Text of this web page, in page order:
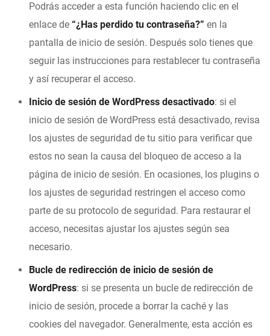
Podrás acceder a esta función haciendo clic en el
enlace de “¿Has perdido tu contraseña?” en la
pantalla de inicio de sesión. Después solo tienes que
seguir las instrucciones para restablecer tu contraseña
y así recuperar el acceso.
Inicio de sesión de WordPress desactivado: si el
inicio de sesión de WordPress está desactivado, revisa
los ajustes de seguridad de tu sitio para verificar que
estos no sean la causa del bloqueo de acceso a la
página de inicio de sesión. En ocasiones, los plugins o
los ajustes de seguridad restringen el acceso como
parte de su protocolo de seguridad. Para restaurar el
acceso, necesitas ajustar los ajustes según sea
necesario.
Bucle de redirección de inicio de sesión de
WordPress: si se presenta un bucle de redirección de
inicio de sesión, procede a borrar la caché y las
cookies del navegador. Generalmente, esta acción es